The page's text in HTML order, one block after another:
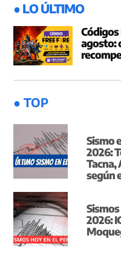
● LO ÚLTIMO
Códigos
agosto:
● TOP
Sismo
2026:
Tacna,
según
2026: